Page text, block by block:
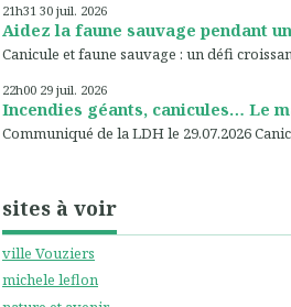
21h31 30 juil. 2026
Aidez la faune sauvage pendant
Canicule et faune sauvage : un défi
22h00 29 juil. 2026
Incendies géants, canicules… Le
Communiqué de la LDH le 29.07.2026
sites à voir
ville Vouziers
michele leflon